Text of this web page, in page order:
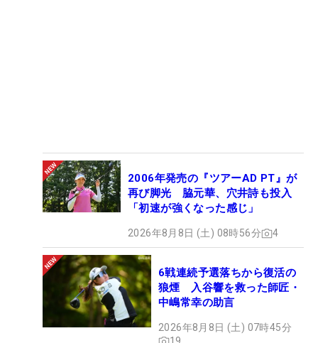
2006年発売の『ツアーAD PT』が
再び脚光 脇元華、穴井詩も投入
「初速が強くなった感じ」
2026年8月8日 (土) 08時56分 4
6戦連続予選落ちから復活の
狼煙 入谷響を救った師匠・
中嶋常幸の助言
2026年8月8日 (土) 07時45分